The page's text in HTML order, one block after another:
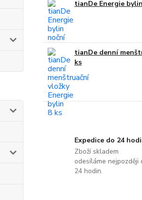
tianDe Energie
tianDe denní
ks
Expedice do 24
Zboží skladem
odesíláme nejpozději
24 hodin.